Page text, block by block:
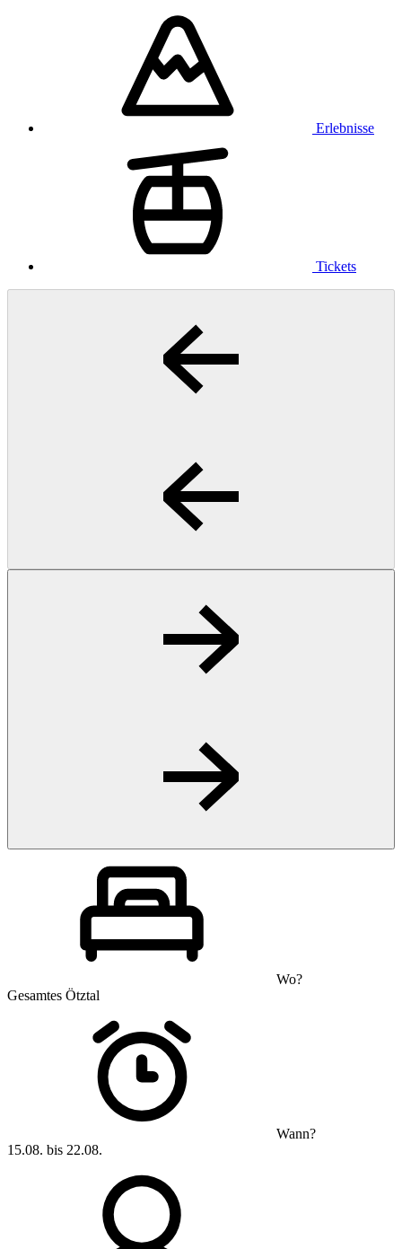
Erlebnisse
Tickets
Wo?
Gesamtes Ötztal
Wann?
15.08. bis 22.08.